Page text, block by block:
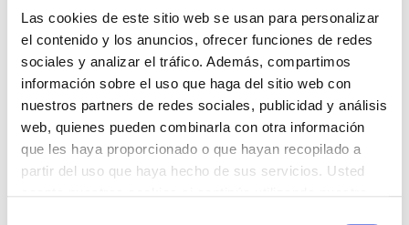
Las cookies de este sitio web se usan para personalizar
el contenido y los anuncios, ofrecer funciones de redes
sociales y analizar el tráfico. Además, compartimos
información sobre el uso que haga del sitio web con
nuestros partners de redes sociales, publicidad y análisis
web, quienes pueden combinarla con otra información
que les haya proporcionado o que hayan recopilado a
partir del uso que haya hecho de sus servicios. Usted